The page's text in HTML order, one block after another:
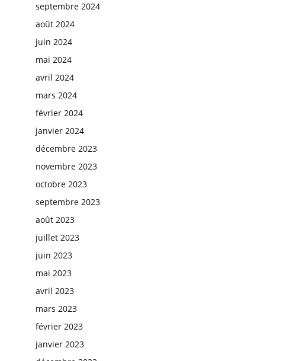
septembre 2024
août 2024
juin 2024
mai 2024
avril 2024
mars 2024
février 2024
janvier 2024
décembre 2023
novembre 2023
octobre 2023
septembre 2023
août 2023
juillet 2023
juin 2023
mai 2023
avril 2023
mars 2023
février 2023
janvier 2023